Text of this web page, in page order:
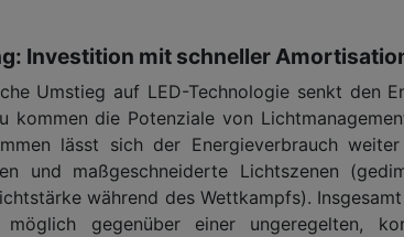
Investition mit schneller
Umstieg auf LED-Technologie senkt den
kommen die Potenziale von
lässt sich der Energieverbrauch
und maßgeschneiderte Lichtszenen
während des Wettkampfs).
gegenüber einer ungeregelten,